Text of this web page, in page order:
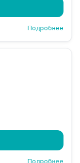
Подробнее
Подробнее